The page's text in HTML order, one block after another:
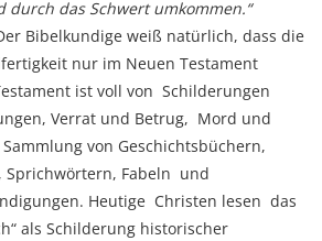
durch das Schwert umkommen.“
Bibelkundige weiß natürlich, dass die
nur im Neuen Testament
ist voll von Schilderungen
Verrat und Betrug, Mord und
von Geschichtsbüchern,
Sprichwörtern, Fabeln und
Heutige Christen lesen das
als Schilderung historischer